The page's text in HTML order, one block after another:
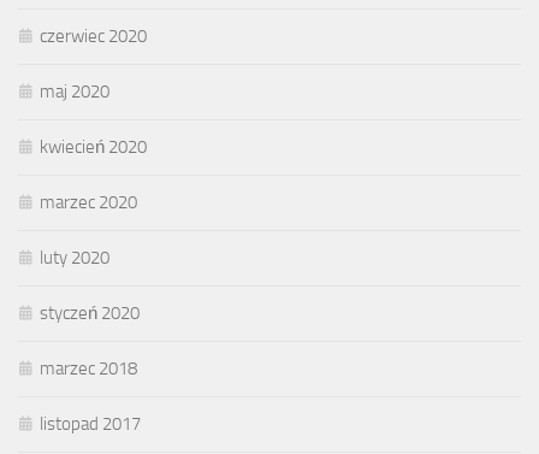
czerwiec 2020
maj 2020
kwiecień 2020
marzec 2020
luty 2020
styczeń 2020
marzec 2018
listopad 2017